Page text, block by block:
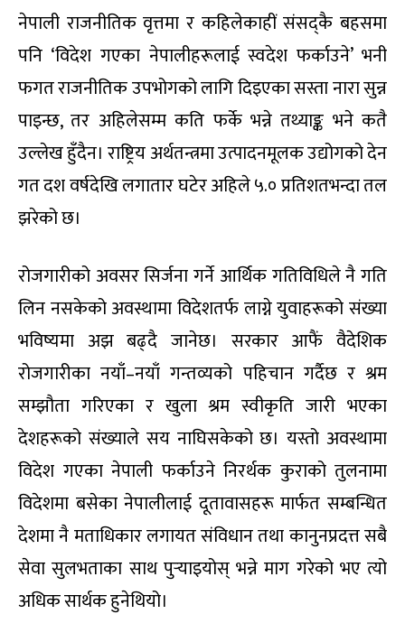
नेपाली राजनीतिक वृत्तमा र कहिलेकाहीं संसद्कै बहसमा
पनि ‘विदेश गएका नेपालीहरूलाई स्वदेश फर्काउने’ भनी
फगत राजनीतिक उपभोगको लागि दिइएका सस्ता नारा सुन्न
पाइन्छ, तर अहिलेसम्म कति फर्के भन्ने तथ्याङ्क भने कतै
उल्लेख हुँदैन। राष्ट्रिय अर्थतन्त्रमा उत्पादनमूलक उद्योगको देन
गत दश वर्षदेखि लगातार घटेर अहिले ५.० प्रतिशतभन्दा तल
झरेको छ।
रोजगारीको अवसर सिर्जना गर्ने आर्थिक गतिविधिले नै गति
लिन नसकेको अवस्थामा विदेशतर्फ लाग्ने युवाहरूको संख्या
भविष्यमा अझ बढ्दै जानेछ। सरकार आफैं वैदेशिक
रोजगारीका नयाँ–नयाँ गन्तव्यको पहिचान गर्दैछ र श्रम
सम्झौता गरिएका र खुला श्रम स्वीकृति जारी भएका
देशहरूको संख्याले सय नाघिसकेको छ। यस्तो अवस्थामा
विदेश गएका नेपाली फर्काउने निरर्थक कुराको तुलनामा
विदेशमा बसेका नेपालीलाई दूतावासहरू मार्फत सम्बन्धित
देशमा नै मताधिकार लगायत संविधान तथा कानुनप्रदत्त सबै
सेवा सुलभताका साथ पुर्‍याइयोस् भन्ने माग गरेको भए त्यो
अधिक सार्थक हुनेथियो।